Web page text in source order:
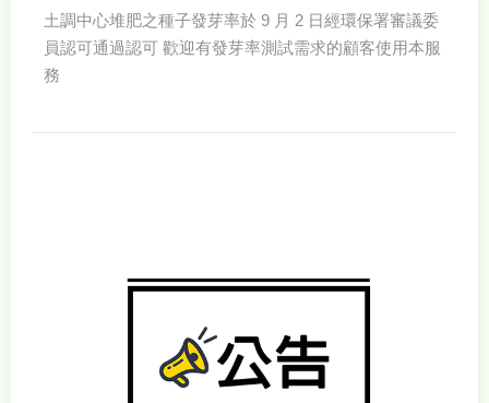
土調中心堆肥之種子發芽率於 9 月 2 日經環保署審議委
員認可通過認可 歡迎有發芽率測試需求的顧客使用本服
務